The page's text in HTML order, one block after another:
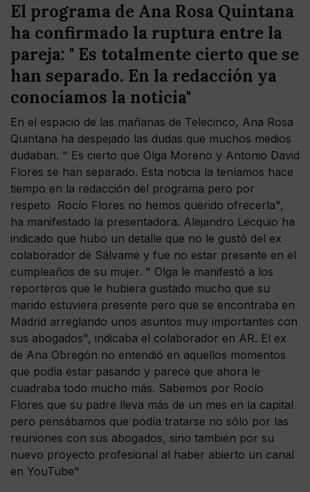
El programa de Ana Rosa Quintana
ha confirmado la ruptura entre la
pareja: " Es totalmente cierto que se
han separado. En la redacción ya
conocíamos la noticia"
En el espacio de las mañanas de Telecinco, Ana Rosa
Quintana ha despejado las dudas que muchos medios
dudaban. " Es cierto que Olga Moreno y Antonio David
Flores se han separado. Esta noticia la teníamos hace
tiempo en la redacción del programa pero por
respeto Rocío Flores no hemos querido ofrecerla",
ha manifestado la presentadora. Alejandro Lecquio ha
indicado que hubo un detalle que no le gustó del ex
colaborador de Sálvame y fue no estar presente en el
cumpleaños de su mujer. " Olga le manifestó a los
reporteros que le hubiera gustado mucho que su
marido estuviera presente pero que se encontraba en
Madrid arreglando unos asuntos muy importantes con
sus abogados", indicaba el colaborador en AR. El ex
de Ana Obregón no entendió en aquellos momentos
que podía estar pasando y parece que ahora le
cuadraba todo mucho más. Sabemos por Rocío
Flores que su padre lleva más de un mes en la capital
pero pensábamos que podía tratarse no sólo por las
reuniones con sus abogados, sino también por su
nuevo proyecto profesional al haber abierto un canal
en YouTube"